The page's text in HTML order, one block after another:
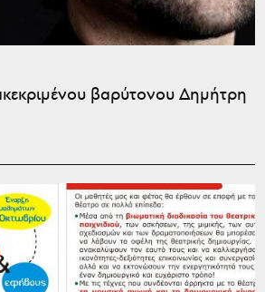
βαρύτονου Δημήτρη